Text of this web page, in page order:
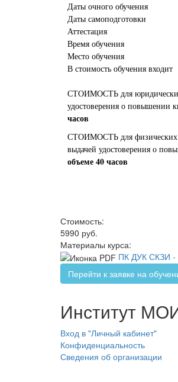
Даты очного обучения
Даты самоподготовки
Аттестация
Время обучения
Место обучения
В стоимость обучения входит
СТОИМОСТЬ для
удостоверения о повышении
часов
СТОИМОСТЬ для физических
выдачей удостоверения о
объеме 40 часов
Стоимость:
5990 руб.
Материалы курса:
ПК ДУК СКЗИ -
Перейти к заявке на
Институт
Вход в "Личный кабинет"
Конфиденциальность
Сведения об организации